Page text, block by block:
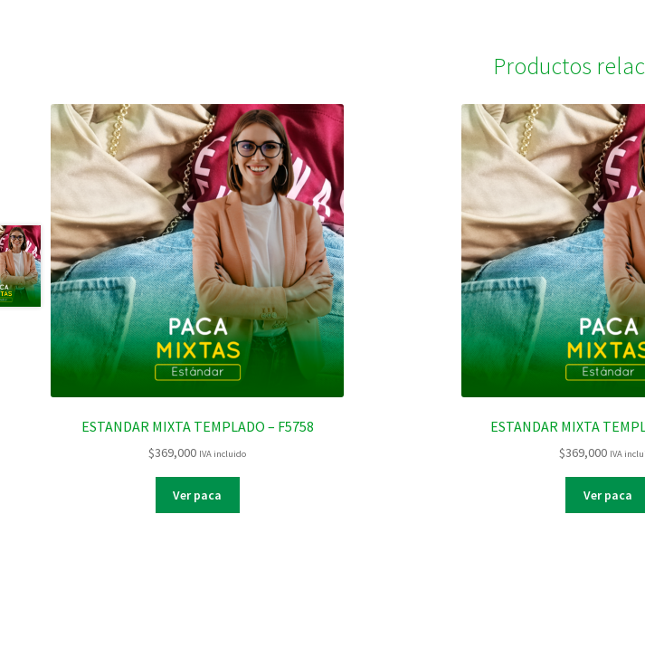
Productos
ESTANDAR MIXTA TEMPLADO – F5758
$369,000 IVA incluido
Ver paca
ESTANDAR MIXTA
$369,000 IVA
Ver paca